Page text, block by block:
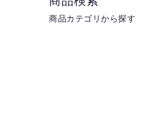
商品カテゴリから探す